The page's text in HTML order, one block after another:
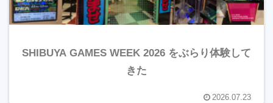
SHIBUYA GAMES WEEK 2026 をぶらり体験して
きた
2026.07.23